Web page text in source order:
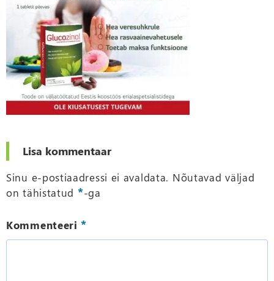
Lisa kommentaar
Sinu e-postiaadressi ei avaldata. Nõutavad väljad
on tähistatud *-ga
Kommenteeri*